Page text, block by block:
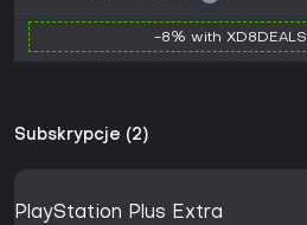
-8% with XD8DEALS
Subskrypcje (2)
PlayStation Plus Extra